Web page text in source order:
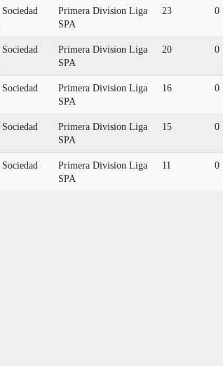
Primera Division Liga
SPA
23 0
Primera Division Liga
SPA
20 0
Primera Division Liga
SPA
16 0
Primera Division Liga
SPA
15 0
Primera Division Liga
SPA
11 0